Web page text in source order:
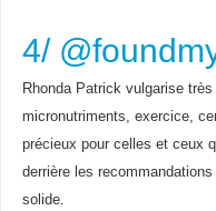
4/
Rhonda Patrick vulgarise
micronutriments, exercice,
précieux pour celles et ceux
derrière les
solide.